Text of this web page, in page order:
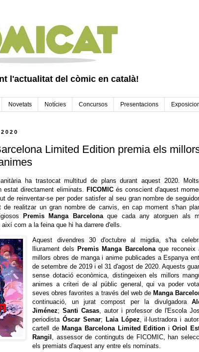
l'actualitat del còmic en català!
Novetats Notícies Concursos Presentacions
Limited Edition premia els
ha trastocat multitud de plans durant aquest 2020.
estat directament eliminats. FICOMICés conscient d'aquest
de reinventar-se per poder satisfer al seu gran nombre de
de realitzar un gran nombre de canvis, en cap moment s'han
Premis Manga Barcelonaque cada any atorguen als
com a la feina que hi ha darrere d'ells.
Aquest divendres 30 d'octubre al migdia, s'ha
lliurament dels Premis Manga Barcelonaque reconeix
millors obres de manga i anime publicades a Espanya
de setembre de 2019 i el 31 d'agost de 2020. Aquests
sense dotació econòmica, distingeixen els millors
animes a criteri de al públic general, qui va poder
seves obres favorites a través del web de Manga
continuació, un jurat compost per la divulgadora
Jiménez;Santi Casas, autor i professor de l'Escola
periodistaÓscar Senar; Laia López, il·lustradora i
cartell de Manga Barcelona Limited Edition iOriol
Rangil , assessor de continguts de FICOMIC, han
els premiats d'aquest any entre els nominats.